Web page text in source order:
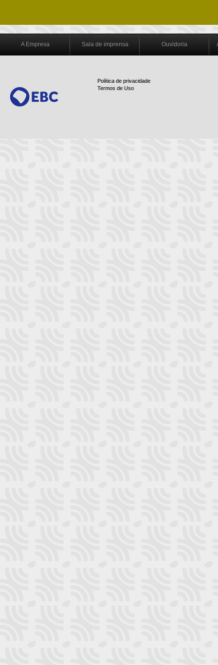
A Empresa Sala de imprensa Ouvidoria
Política de privacidade
Termos de Uso